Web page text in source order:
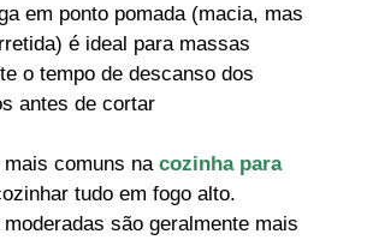
em ponto pomada (macia, mas
é ideal para massas
o tempo de descanso dos
antes de cortar
comuns na cozinha para
tudo em fogo alto.
são geralmente mais